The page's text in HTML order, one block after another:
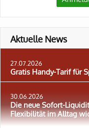
Aktuelle News
27.07.2026
Gratis Handy-Tarif für
30.06.2026
Die neue Sofort-
Flexibilität im Alltag